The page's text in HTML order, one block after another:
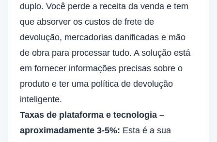
duplo. Você perde a receita da venda e tem
que absorver os custos de frete de
devolução, mercadorias danificadas e mão
de obra para processar tudo. A solução está
em fornecer informações precisas sobre o
produto e ter uma política de devolução
inteligente.
Taxas de plataforma e tecnologia –
aproximadamente 3-5%: Esta é a sua